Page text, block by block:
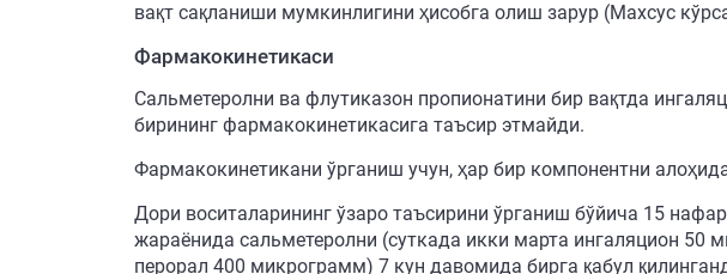
вақт сақланиши мумкинлигини ҳисобга олиш зарур (Махсус
Фармакокинетикаси
Сальметеролни ва флутиказон пропионатини бир вақтда
бирининг фармакокинетикасига таъсир этмайди.
Фармакокинетикани ўрганиш учун, ҳар бир компонентни
Дори воситаларининг ўзаро таъсирини ўрганиш бўйича 15
жараёнида сальметеролни (суткада икки марта ингаляцион 50
перорал 400 микрограмм) 7 кун давомида бирга қабул